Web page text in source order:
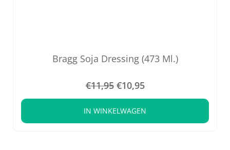
Bragg Soja Dressing (473 Ml.)
€11,95 €10,95
IN WINKELWAGEN